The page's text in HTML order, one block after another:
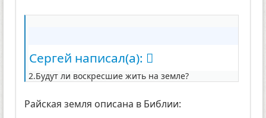
Сергей написал(а):
2.Будут ли воскресшие жить на земле?
Райская земля описана в Библии: